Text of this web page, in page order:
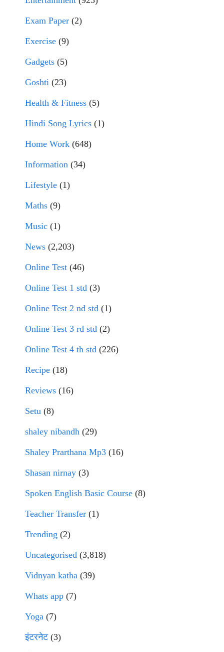
Exam Paper (2)
Exercise (9)
Gadgets (5)
Goshti (23)
Health & Fitness (5)
Hindi Song Lyrics (1)
Home Work (648)
Information (34)
Lifestyle (1)
Maths (9)
Music (1)
News (2,203)
Online Test (46)
Online Test 1 std (3)
Online Test 2 nd std (1)
Online Test 3 rd std (2)
Online Test 4 th std (226)
Recipe (18)
Reviews (16)
Setu (8)
shaley nibandh (29)
Shaley Prarthana Mp3 (16)
Shasan nirnay (3)
Spoken English Basic Course (8)
Teacher Transfer (1)
Trending (2)
Uncategorised (3,818)
Vidnyan katha (39)
Whats app (7)
Yoga (7)
इंटरनेट(3)